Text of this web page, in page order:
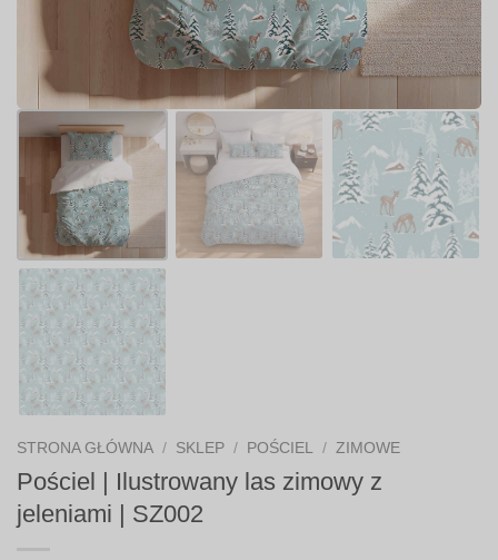
STRONA GŁÓWNA / SKLEP / POŚCIEL / ZIMOWE
Pościel | Ilustrowany las zimowy z
jeleniami | SZ002